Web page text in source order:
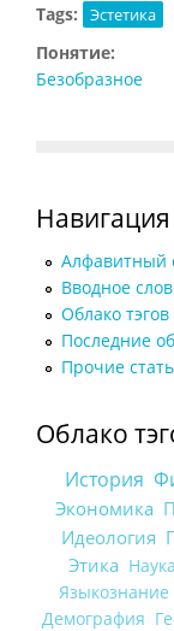
Tags: Эстетика
Понятие:
Безобразное
Навигация
Алфавитный
Вводное
Облако тэгов
Последние
Прочие
Облако
История
Экономика
Идеология
Этика Наука
Языкознание
Демография